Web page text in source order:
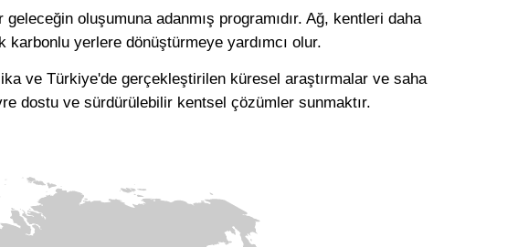
oluşumuna adanmış programıdır. Ağ, kentleri daha
yerlere dönüştürmeye yardımcı olur.
ve Türkiye'de gerçekleştirilen küresel araştırmalar ve saha
dostu ve sürdürülebilir kentsel çözümler sunmaktır.